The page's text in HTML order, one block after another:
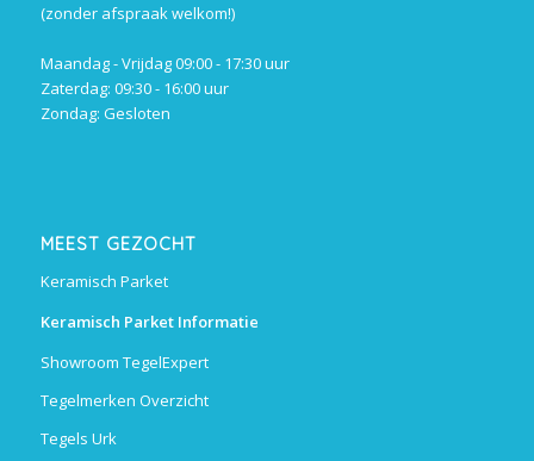
(zonder afspraak welkom!)
Maandag - Vrijdag 09:00 - 17:30 uur
Zaterdag: 09:30 - 16:00 uur
Zondag: Gesloten
MEEST GEZOCHT
Keramisch Parket
Keramisch Parket Informatie
Showroom TegelExpert
Tegelmerken Overzicht
Tegels Urk